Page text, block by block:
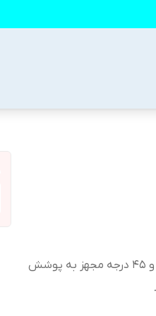
دقت بسیار بالا دارای تراز افقی، عمودی و 45 درجه مجهز به پوشش